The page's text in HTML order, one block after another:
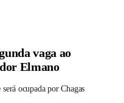
vaga ao
Elmano
ocupada por Chagas